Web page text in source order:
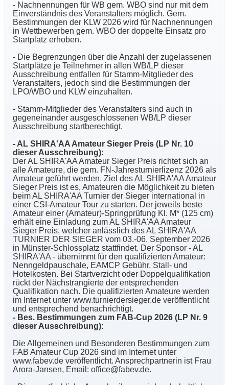
- Nachnennungen für WB gem. WBO sind nur mit dem
Einverständnis des Veranstalters möglich. Gem.
Bestimmungen der KLW 2026 wird für Nachnennungen
in Wettbewerben gem. WBO der doppelte Einsatz pro
Startplatz erhoben.
- Die Begrenzungen über die Anzahl der zugelassenen
Startplätze je Teilnehmer in allen WB/LP dieser
Ausschreibung entfallen für Stamm-Mitglieder des
Veranstalters, jedoch sind die Bestimmungen der
LPO/WBO und KLW einzuhalten.
- Stamm-Mitglieder des Veranstalters sind auch in
gegeneinander ausgeschlossenen WB/LP dieser
Ausschreibung startberechtigt.
- AL SHIRA'AA Amateur Sieger Preis (LP Nr. 10
dieser Ausschreibung):
Der AL SHIRA'AA Amateur Sieger Preis richtet sich an
alle Amateure, die gem. FN-Jahresturnierlizenz 2026 als
Amateur geführt werden. Ziel des AL SHIRA'AA Amateur
Sieger Preis ist es, Amateuren die Möglichkeit zu bieten
beim AL SHIRA'AA Turnier der Sieger international in
einer CSI-Amateur Tour zu starten. Der jeweils beste
Amateur einer (Amateur)-Springprüfung Kl. M* (125 cm)
erhält eine Einladung zum AL SHIRA'AA Amateur
Sieger Preis, welcher anlässlich des AL SHIRA'AA
TURNIER DER SIEGER vom 03.-06. September 2026
in Münster-Schlossplatz stattfindet. Der Sponsor - AL
SHIRA'AA - übernimmt für den qualifizierten Amateur:
Nenngeldpauschale, EAMCP Gebühr, Stall- und
Hotelkosten. Bei Startverzicht oder Doppelqualifikation
rückt der Nächstrangierte der entsprechenden
Qualifikation nach. Die qualifizierten Amateure werden
im Internet unter www.turnierdersieger.de veröffentlicht
und entsprechend benachrichtigt.
- Bes. Bestimmungen zum FAB-Cup 2026 (LP Nr. 9
dieser Ausschreibung):
Die Allgemeinen und Besonderen Bestimmungen zum
FAB Amateur Cup 2026 sind im Internet unter
www.fabev.de veröffentlicht. Ansprechpartnerin ist Frau
Arora-Jansen, Email: office@fabev.de.